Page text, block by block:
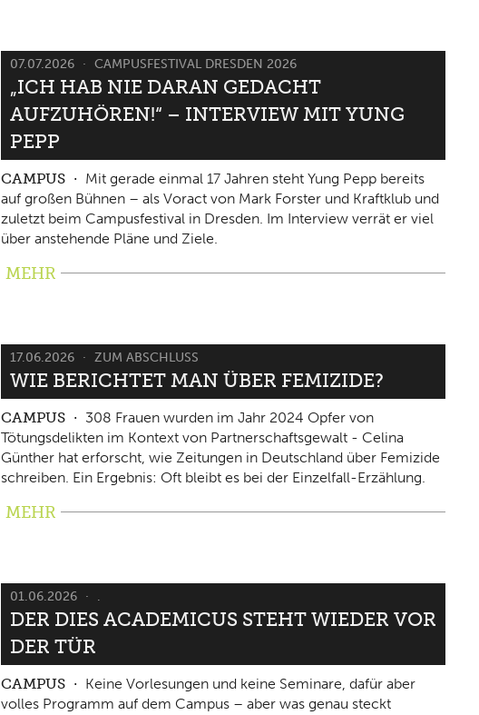
07.07.2026 CAMPUSFESTIVAL DRESDEN 2026
„ICH HAB NIE DARAN GEDACHT
AUFZUHÖREN!“ – INTERVIEW MIT YUNG
PEPP
CAMPUS
Mit gerade einmal 17 Jahren steht Yung Pepp bereits
auf großen Bühnen – als Voract von Mark Forster und Kraftklub und
zuletzt beim Campusfestival in Dresden. Im Interview verrät er viel
über anstehende Pläne und Ziele.
MEHR
17.06.2026 ZUM ABSCHLUSS
WIE BERICHTET MAN ÜBER FEMIZIDE?
CAMPUS
308 Frauen wurden im Jahr 2024 Opfer von
Tötungsdelikten im Kontext von Partnerschaftsgewalt - Celina
Günther hat erforscht, wie Zeitungen in Deutschland über Femizide
schreiben. Ein Ergebnis: Oft bleibt es bei der Einzelfall-Erzählung.
MEHR
01.06.2026 .
DER DIES ACADEMICUS STEHT WIEDER VOR
DER TÜR
CAMPUS
Keine Vorlesungen und keine Seminare, dafür aber
volles Programm auf dem Campus – aber was genau steckt